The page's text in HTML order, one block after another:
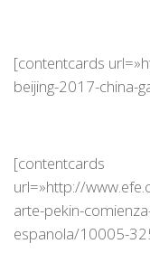
[contentcards
beijing-2017-china-
[contentcards
url=»http://
arte-pekin-
espanola/10005-